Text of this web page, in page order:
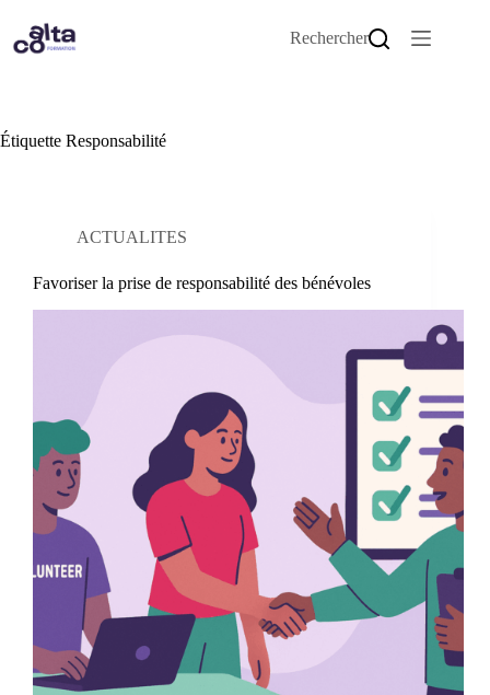
contenu
Rechercher
Étiquette Responsabilité
ACTUALITES
Favoriser la prise de responsabilité des bénévoles